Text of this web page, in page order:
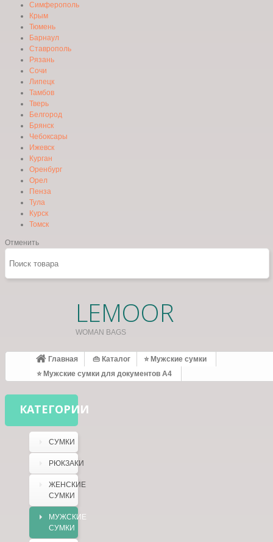
Симферополь
Крым
Тюмень
Барнаул
Ставрополь
Рязань
Сочи
Липецк
Тамбов
Тверь
Белгород
Брянск
Чебоксары
Ижевск
Курган
Оренбург
Орел
Пенза
Тула
Курск
Томск
Отменить
LEMOOR
WOMAN BAGS
Главная 👜 Каталог
⭐ Мужские сумки
⭐ Мужские сумки для документов А4
КАТЕГОРИИ
СУМКИ
РЮКЗАКИ
ЖЕНСКИЕ
СУМКИ
МУЖСКИЕ
СУМКИ